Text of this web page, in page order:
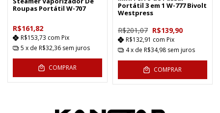
Roupas Portátil W-707
R$161,82
R$153,73 com Pix
5 x de R$32,36 sem juros
COMPRAR
Portátil 3 em 1 W-777 Bivolt
Westpress
R$201,07 R$139,90
R$132,91 com Pix
4x de R$34,98 sem juros
COMPRAR